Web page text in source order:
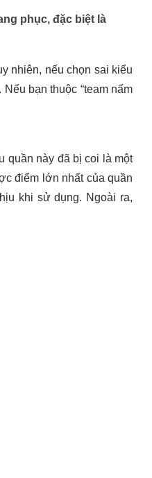
phục, đặc biệt là
nhiên, nếu chọn sai kiểu
bạn thuộc “team nấm
quần này đã bị coi là một
điểm lớn nhất của quần
khi sử dụng. Ngoài ra,